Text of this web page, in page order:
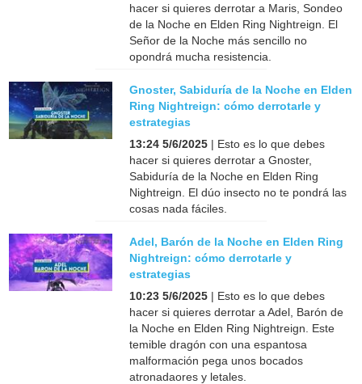
hacer si quieres derrotar a Maris, Sondeo
de la Noche en Elden Ring Nightreign. El
Señor de la Noche más sencillo no
opondrá mucha resistencia.
Gnoster, Sabiduría de la Noche en Elden
Ring Nightreign: cómo derrotarle y
estrategias
13:24 5/6/2025 | Esto es lo que debes
hacer si quieres derrotar a Gnoster,
Sabiduría de la Noche en Elden Ring
Nightreign. El dúo insecto no te pondrá las
cosas nada fáciles.
Adel, Barón de la Noche en Elden Ring
Nightreign: cómo derrotarle y
estrategias
10:23 5/6/2025 | Esto es lo que debes
hacer si quieres derrotar a Adel, Barón de
la Noche en Elden Ring Nightreign. Este
temible dragón con una espantosa
malformación pega unos bocados
atronadaores y letales.